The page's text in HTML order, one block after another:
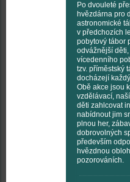
Po dvouleté
hvězdárna pro
astronomické
v předchozích
pobytový tábor
odvážnější
vícedenního
tzv. příměstský
docházejí
Obě akce jsou
vzdělávací,
děti zahlcovat
nabídnout jim
plnou her,
dobrovolných
především
hvězdnou
pozorováních.